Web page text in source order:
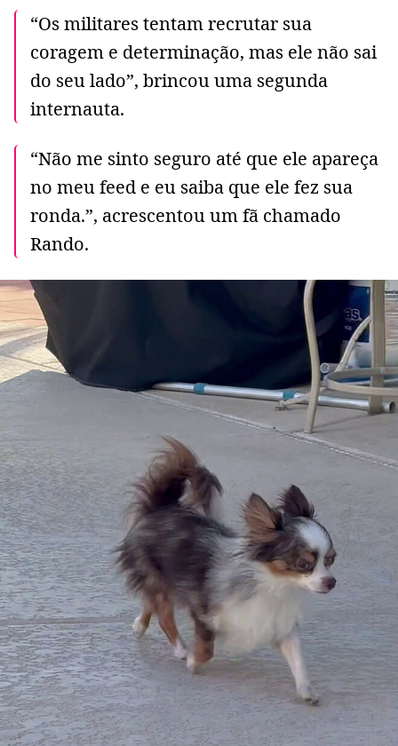
“Os militares tentam recrutar sua
coragem e determinação, mas ele não sai
do seu lado”, brincou uma segunda
internauta.
“Não me sinto seguro até que ele apareça
no meu feed e eu saiba que ele fez sua
ronda.”, acrescentou um fã chamado
Rando.